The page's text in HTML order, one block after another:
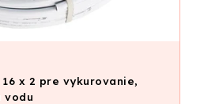
16 x 2 pre vykurovanie,
vodu